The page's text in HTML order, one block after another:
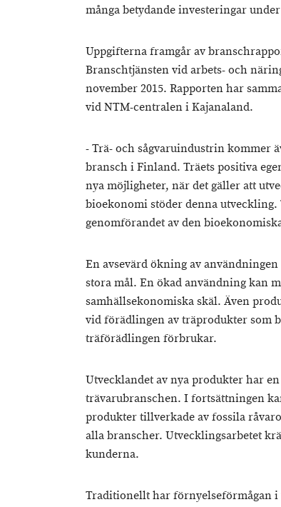
många betydande investeringar
Uppgifterna framgår av
Branschtjänsten vid arbets- och
november 2015. Rapporten har
vid NTM-centralen i Kajanaland.
- Trä- och sågvaruindustrin kommer
bransch i Finland. Träets positiva
nya möjligheter, när det gäller att
bioekonomi stöder denna
genomförandet av den
En avsevärd ökning av
stora mål. En ökad användning kan
samhällsekonomiska skäl. Även
vid förädlingen av träprodukter som
träförädlingen förbrukar.
Utvecklandet av nya produkter har
trävarubranschen. I fortsättningen
produkter tillverkade av fossila
alla branscher. Utvecklingsarbetet
kunderna.
Traditionellt har förnyelseförmågan